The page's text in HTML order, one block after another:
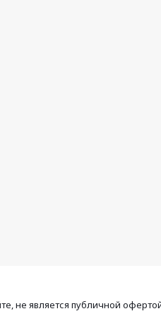
не является публичной